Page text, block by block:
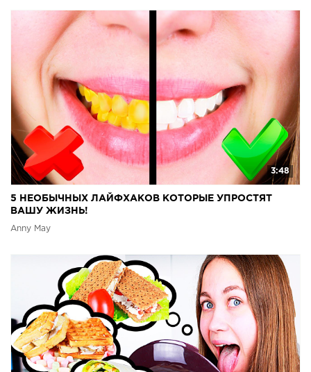
3:48
5 НЕОБЫЧНЫХ ЛАЙФХАКОВ КОТОРЫЕ УПРОСТЯТ
ВАШУ ЖИЗНЬ!
Anny May